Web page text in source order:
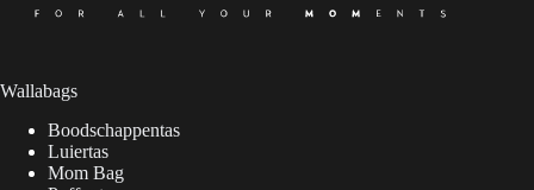
Wallabags
Boodschappentas
Luiertas
Mom Bag